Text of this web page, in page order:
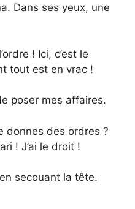
Dans ses yeux, une
! Ici, c’est le
tout est en vrac !
poser mes affaires.
donnes des ordres ?
! J’ai le droit !
secouant la tête.